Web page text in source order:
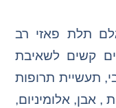
תלת פאזי רב
קשים לשאיבת
תעשיית תרופות
, אבן, אלומיניום,